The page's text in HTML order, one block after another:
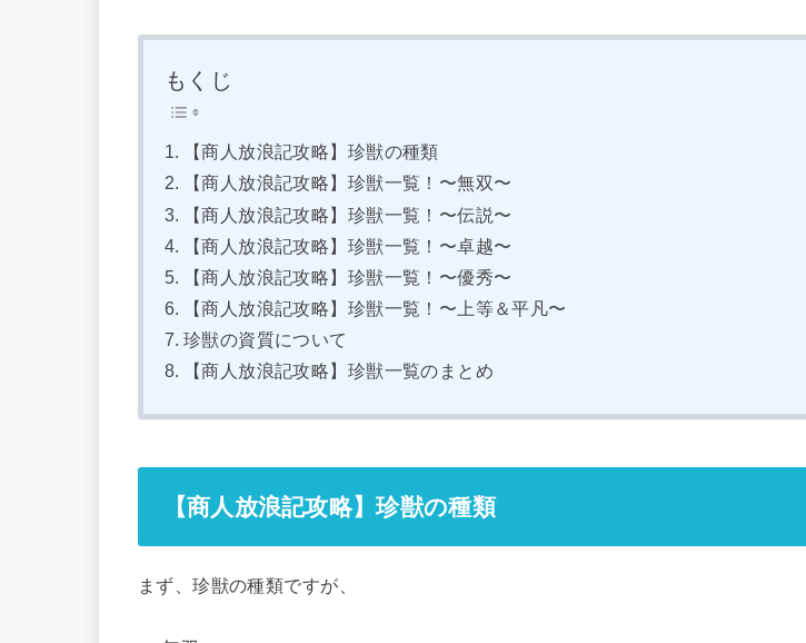
もくじ
【商人放浪記攻略】珍獣の種類
【商人放浪記攻略】珍獣一覧！〜無双〜
【商人放浪記攻略】珍獣一覧！〜伝説〜
【商人放浪記攻略】珍獣一覧！〜卓越〜
【商人放浪記攻略】珍獣一覧！〜優秀〜
【商人放浪記攻略】珍獣一覧！〜上等＆平凡〜
珍獣の資質について
【商人放浪記攻略】珍獣一覧のまとめ
【商人放浪記攻略】珍獣の種類
まず、珍獣の種類ですが、